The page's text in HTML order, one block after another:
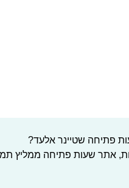
פתיחה שטיינר אלעד?
אתר שעות פתיחה ממליץ